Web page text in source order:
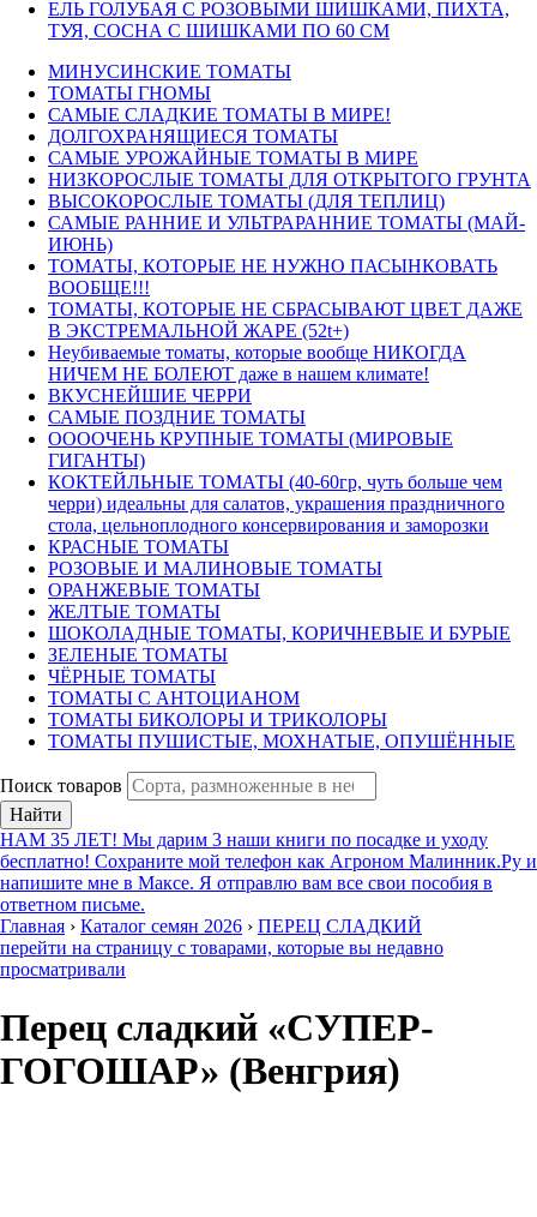
ЕЛЬ ГОЛУБАЯ С РОЗОВЫМИ ШИШКАМИ, ПИХТА,
ТУЯ, СОСНА С ШИШКАМИ ПО 60 СМ
МИНУСИНСКИЕ ТОМАТЫ
ТОМАТЫ ГНОМЫ
САМЫЕ СЛАДКИЕ ТОМАТЫ В МИРЕ!
ДОЛГОХРАНЯЩИЕСЯ ТОМАТЫ
САМЫЕ УРОЖАЙНЫЕ ТОМАТЫ В МИРЕ
НИЗКОРОСЛЫЕ ТОМАТЫ ДЛЯ ОТКРЫТОГО ГРУНТА
ВЫСОКОРОСЛЫЕ ТОМАТЫ (ДЛЯ ТЕПЛИЦ)
САМЫЕ РАННИЕ И УЛЬТРАРАННИЕ ТОМАТЫ (МАЙ-
ИЮНЬ)
ТОМАТЫ, КОТОРЫЕ НЕ НУЖНО ПАСЫНКОВАТЬ
ВООБЩЕ!!!
ТОМАТЫ, КОТОРЫЕ НЕ СБРАСЫВАЮТ ЦВЕТ ДАЖЕ
В ЭКСТРЕМАЛЬНОЙ ЖАРЕ (52t+)
Неубиваемые томаты, которые вообще НИКОГДА
НИЧЕМ НЕ БОЛЕЮТ даже в нашем климате!
ВКУСНЕЙШИЕ ЧЕРРИ
САМЫЕ ПОЗДНИЕ ТОМАТЫ
ООООЧЕНЬ КРУПНЫЕ ТОМАТЫ (МИРОВЫЕ
ГИГАНТЫ)
КОКТЕЙЛЬНЫЕ ТОМАТЫ (40-60гр, чуть больше чем
черри) идеальны для салатов, украшения праздничного
стола, цельноплодного консервирования и заморозки
КРАСНЫЕ ТОМАТЫ
РОЗОВЫЕ И МАЛИНОВЫЕ ТОМАТЫ
ОРАНЖЕВЫЕ ТОМАТЫ
ЖЕЛТЫЕ ТОМАТЫ
ШОКОЛАДНЫЕ ТОМАТЫ, КОРИЧНЕВЫЕ И БУРЫЕ
ЗЕЛЕНЫЕ ТОМАТЫ
ЧЁРНЫЕ ТОМАТЫ
ТОМАТЫ С АНТОЦИАНОМ
ТОМАТЫ БИКОЛОРЫ И ТРИКОЛОРЫ
ТОМАТЫ ПУШИСТЫЕ, МОХНАТЫЕ, ОПУШЁННЫЕ
Поиск товаров
Найти
НАМ 35 ЛЕТ! Мы дарим 3 наши книги по посадке и уходу
бесплатно! Сохраните мой телефон как Агроном Малинник.Ру и
напишите мне в Максе. Я отправлю вам все свои пособия в
ответном письме.
Главная › Каталог семян 2026 › ПЕРЕЦ СЛАДКИЙ
перейти на страницу с товарами, которые вы недавно
просматривали
Перец сладкий «СУПЕР-
ГОГОШАР» (Венгрия)